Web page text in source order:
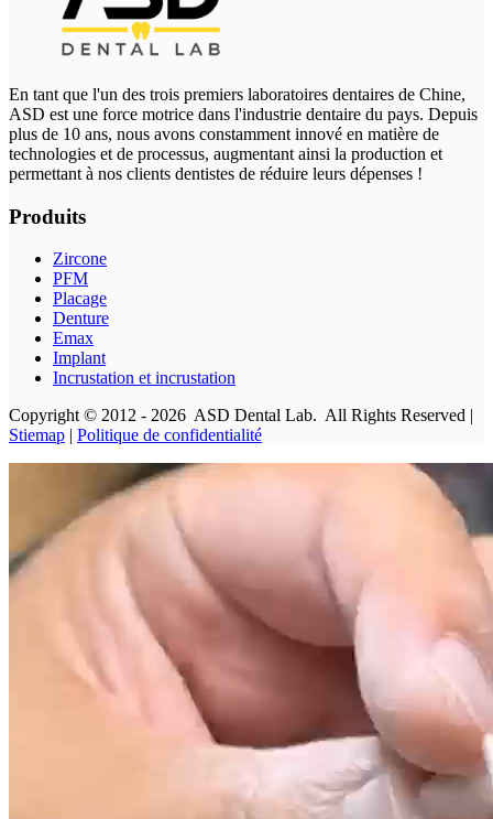
En tant que l'un des trois premiers laboratoires dentaires de Chine,
ASD est une force motrice dans l'industrie dentaire du pays. Depuis
plus de 10 ans, nous avons constamment innové en matière de
technologies et de processus, augmentant ainsi la production et
permettant à nos clients dentistes de réduire leurs dépenses !
Produits
Zircone
PFM
Placage
Denture
Emax
Implant
Incrustation et incrustation
Copyright © 2012 - 2026 ASD Dental Lab. All Rights Reserved |
Stiemap | Politique de confidentialité